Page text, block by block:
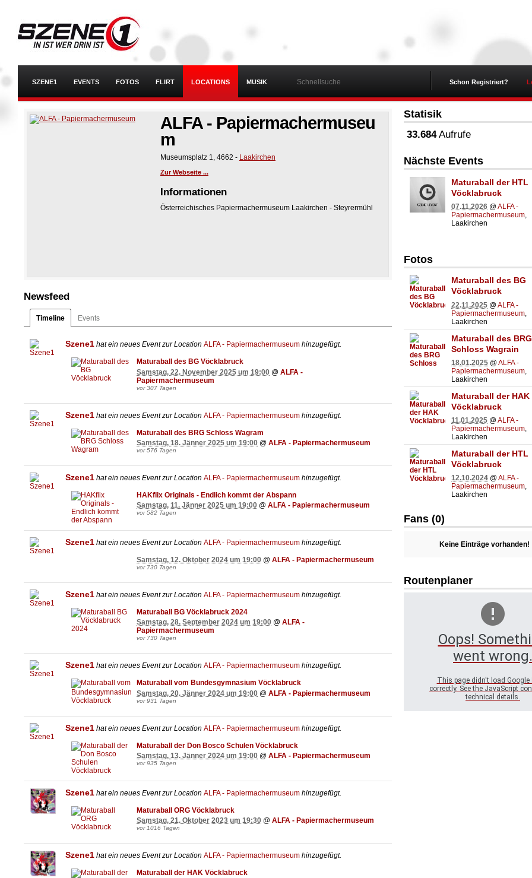
SZENE1 EVENTS FOTOS FLIRT LOCATIONS MUSIK Schon Registriert?
ALFA - Papiermachermuseu
m
Museumsplatz 1 4662 - Laakirchen
Zur Webseite ...
Informationen
Österreichisches Papiermachermuseum Laakirchen - Steyrermühl
Newsfeed
Timeline Events
Szene1 hat ein neues Event zur Location ALFA - Papiermachermuseum hinzugefügt.
Maturaball des BG Vöcklabruck
Samstag, 22. November 2025 um 19:00 @ ALFA -
Papiermachermuseum
vor 307 Tagen
Szene1 hat ein neues Event zur Location ALFA - Papiermachermuseum hinzugefügt.
Maturaball des BRG Schloss Wagram
Samstag, 18. Jänner 2025 um 19:00 @ ALFA - Papiermachermuseum
vor 576 Tagen
Szene1 hat ein neues Event zur Location ALFA - Papiermachermuseum hinzugefügt.
HAKflix Originals - Endlich kommt der Abspann
Samstag, 11. Jänner 2025 um 19:00 @ ALFA - Papiermachermuseum
vor 582 Tagen
Szene1 hat ein neues Event zur Location ALFA - Papiermachermuseum hinzugefügt.
Samstag, 12. Oktober 2024 um 19:00 @ ALFA - Papiermachermuseum
vor 730 Tagen
Szene1 hat ein neues Event zur Location ALFA - Papiermachermuseum hinzugefügt.
Maturaball BG Vöcklabruck 2024
Samstag, 28. September 2024 um 19:00 @ ALFA -
Papiermachermuseum
vor 730 Tagen
Szene1 hat ein neues Event zur Location ALFA - Papiermachermuseum hinzugefügt.
Maturaball vom Bundesgymnasium Vöcklabruck
Samstag, 20. Jänner 2024 um 19:00 @ ALFA - Papiermachermuseum
vor 931 Tagen
Szene1 hat ein neues Event zur Location ALFA - Papiermachermuseum hinzugefügt.
Maturaball der Don Bosco Schulen Vöcklabruck
Samstag, 13. Jänner 2024 um 19:00 @ ALFA - Papiermachermuseum
vor 935 Tagen
Szene1 hat ein neues Event zur Location ALFA - Papiermachermuseum hinzugefügt.
Maturaball ORG Vöcklabruck
Samstag, 21. Oktober 2023 um 19:30 @ ALFA - Papiermachermuseum
vor 1016 Tagen
Szene1 hat ein neues Event zur Location ALFA - Papiermachermuseum hinzugefügt.
Maturaball der HAK Vöcklabruck
Statisik
33.684Aufrufe
Nächste Events
Maturaball der HTL
Vöcklabruck
07.11.2026 @ALFA -
Papiermachermuseum,
Laakirchen
Fotos
Maturaball des BG
Vöcklabruck
22.11.2025 @ALFA -
Papiermachermuseum
Laakirchen
Maturaball des BRG
Schloss Wagrain
18.01.2025 @ALFA -
Papiermachermuseum
Laakirchen
Maturaball der HAK
Vöcklabruck
11.01.2025 @ALFA -
Papiermachermuseum,
Laakirchen
Maturaball der HTL
Vöcklabruck
12.10.2024 @ALFA -
Papiermachermuseum,
Laakirchen
Fans (0)
Keine Einträge vorhanden!
Routenplaner
Oops!
went wrong.
This page didn't load Google
correctly. See the JavaScript
technical details.